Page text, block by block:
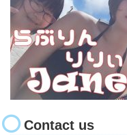
Contact us